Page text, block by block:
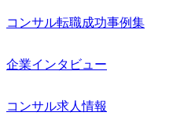
コンサル転職成功事例集
企業インタビュー
コンサル求人情報